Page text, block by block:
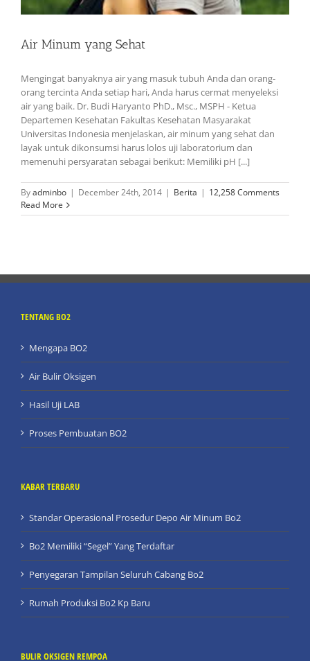
Air Minum yang Sehat
Mengingat banyaknya air yang masuk tubuh Anda dan orang-
orang tercinta Anda setiap hari, Anda harus cermat menyeleksi
air yang baik. Dr. Budi Haryanto PhD., Msc., MSPH - Ketua
Departemen Kesehatan Fakultas Kesehatan Masyarakat
Universitas Indonesia menjelaskan, air minum yang sehat dan
layak untuk dikonsumsi harus lolos uji laboratorium dan
memenuhi persyaratan sebagai berikut: Memiliki pH [...]
Byadminbo | December 24th, 2014 | Berita | 12,258 Comments
Read More
TENTANG BO2
Mengapa BO2
Air Bulir Oksigen
Hasil Uji LAB
Proses Pembuatan BO2
KABAR TERBARU
Standar Operasional Prosedur Depo Air Minum Bo2
Bo2 Memiliki “Segel” Yang Terdaftar
Penyegaran Tampilan Seluruh Cabang Bo2
Rumah Produksi Bo2 Kp Baru
BULIR OKSIGEN REMPOA